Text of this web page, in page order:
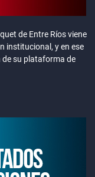
de Entre Ríos viene
institucional, y en ese
de su plataforma de